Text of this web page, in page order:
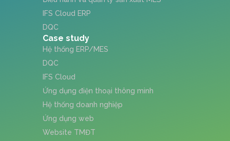
IFS Cloud ERP
DQC
Case study
Hệ thống ERP/MES
DQC
IFS Cloud
Ứng dụng điện thoại thông minh
Hệ thống doanh nghiệp
Ứng dụng web
Website TMĐT